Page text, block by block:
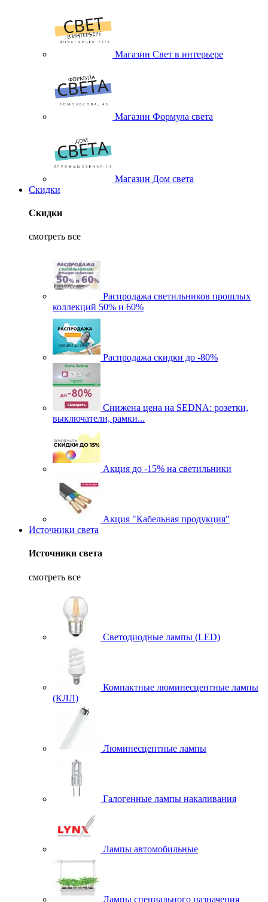
Магазин Свет в интерьере
Магазин Формула света
Магазин Дом света
Скидки
Скидки
смотреть все
Распродажа светильников прошлых
коллекций 50% и 60%
Распродажа скидки до -80%
Cнижена цена на SEDNA: розетки,
выключатели, рамки...
Акция до -15% на светильники
Акция "Кабельная продукция"
Источники света
Источники света
смотреть все
Светодиодные лампы (LED)
Компактные люминесцентные лампы
(КЛЛ)
Люминесцентные лампы
Галогенные лампы накаливания
Лампы автомобильные
Лампы специального назначения